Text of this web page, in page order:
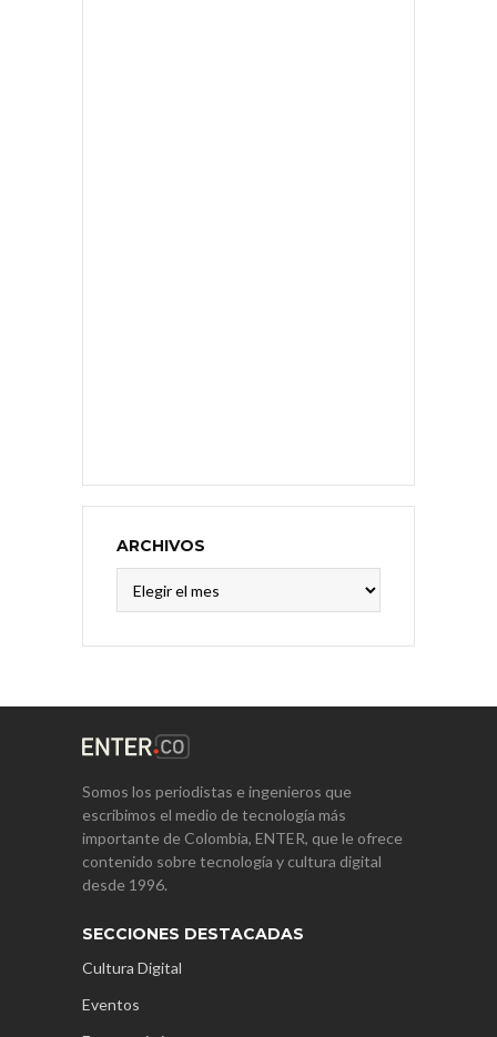
ARCHIVOS
Somos los periodistas e ingenieros que
escribimos el medio de tecnología más
importante de Colombia, ENTER, que le ofrece
contenido sobre tecnología y cultura digital
desde 1996.
SECCIONES DESTACADAS
Cultura Digital
Eventos